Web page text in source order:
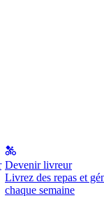
Devenir livreur
Livrez des repas et
chaque semaine